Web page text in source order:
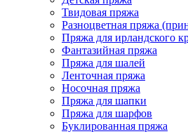
Твидовая пряжа
Разноцветная пряжа
Пряжа для ирландского
Фантазийная пряжа
Пряжа для шалей
Ленточная пряжа
Носочная пряжа
Пряжа для шапки
Пряжа для шарфов
Буклированная пряжа